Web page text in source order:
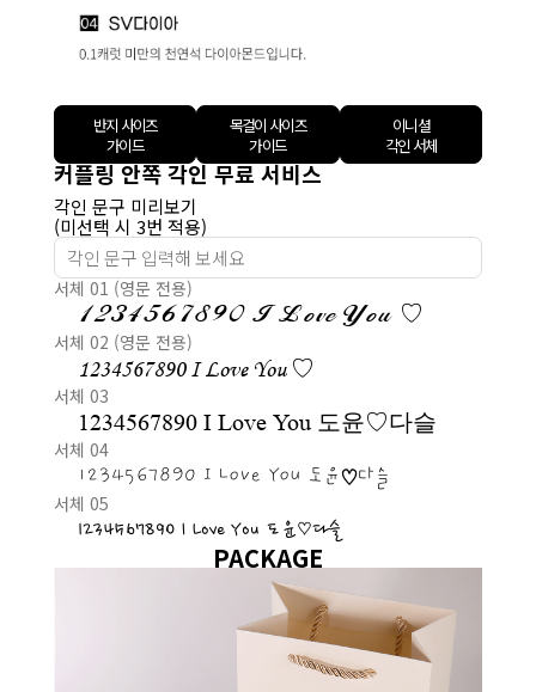
반지 사이즈
가이드
목걸이 사이즈
가이드
이니셜
각인 서체
커플링 안쪽 각인 무료 서비스
각인 문구 미리보기
(미선택 시 3번 적용)
서체 01 (영문 전용)
1234567890 I Love You ♡
서체 02 (영문 전용)
1234567890 I Love You ♡
서체 03
1234567890 I Love You 도윤♡다슬
서체 04
1234567890 I Love You 도윤♡다슬
서체 05
1234567890 I Love You 도윤♡다슬
PACKAGE